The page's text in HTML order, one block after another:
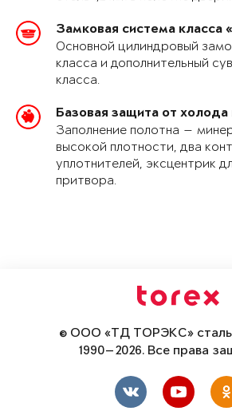
Замковая система класса
Основной цилиндровый
класса и дополнительный
класса.
Базовая защита от
Заполнение полотна —
высокой плотности, два
уплотнителей, эксцентрик
притвора.
© ООО «ТД ТОРЭКС»
1990—2026. Все права